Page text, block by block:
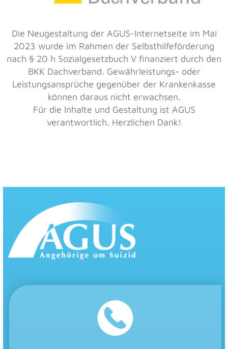
Die Neugestaltung der AGUS-Internetseite im Mai
2023 wurde im Rahmen der Selbsthilfeförderung
nach § 20 h Sozialgesetzbuch V finanziert durch den
BKK Dachverband. Gewährleistungs- oder
Leistungsansprüche gegenüber der Krankenkasse
können daraus nicht erwachsen.
Für die Inhalte und Gestaltung ist AGUS
verantwortlich. Herzlichen Dank!